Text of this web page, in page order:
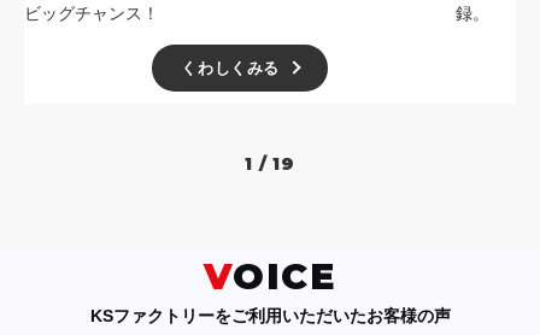
ビッグチャンス！
くわしくみる
録。
1 / 19
VOICE
KSファクトリーをご利用いただいたお客様の声